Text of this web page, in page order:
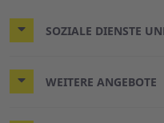
SOZIALE DIENSTE
WEITERE ANGEBOTE